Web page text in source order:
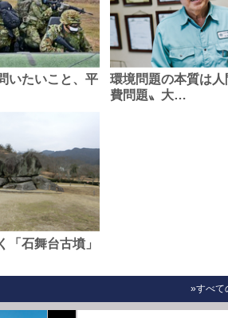
いたいこと、平
環境問題の本質は
費問題〟大…
「石舞台古墳」
»すべて